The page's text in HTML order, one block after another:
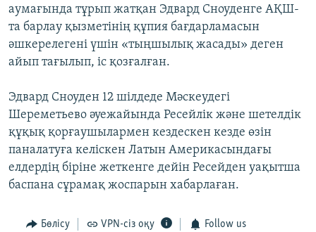
аумағында тұрып жатқан Эдвард Сноуденге АҚШ-
та барлау қызметінің құпия бағдарламасын
әшкерелегені үшін «тыңшылық жасады» деген
айып тағылып, іс қозғалған.
Эдвард Сноуден 12 шілдеде Мәскеудегі
Шереметьево әуежайында Ресейлік және шетелдік
құқық қорғаушылармен кездескен кезде өзін
паналатуға келіскен Латын Америкасындағы
елдердің біріне жеткенге дейін Ресейден уақытша
баспана сұрамақ жоспарын хабарлаған.
Бөлісу VPN-сіз оқу Follow us